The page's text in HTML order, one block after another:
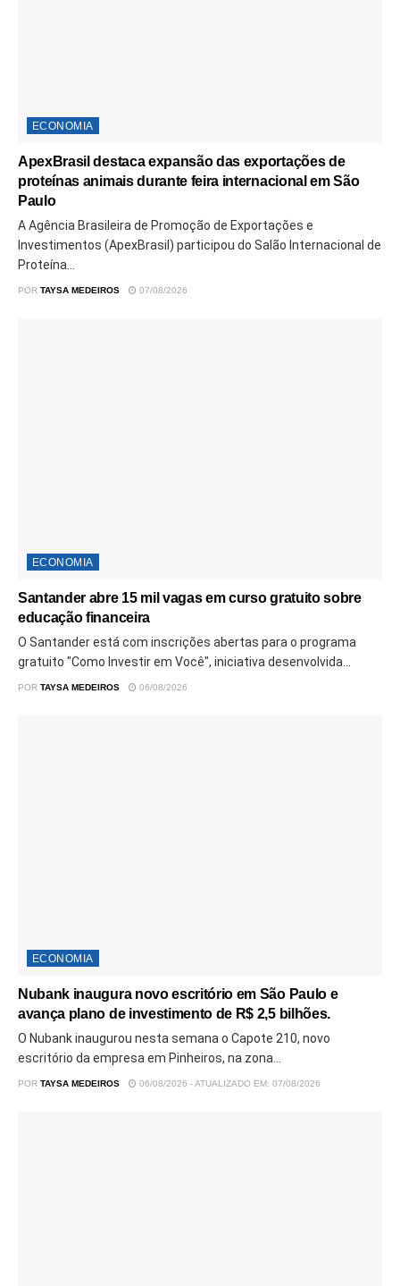
ECONOMIA
ApexBrasil destaca expansão das exportações de
proteínas animais durante feira internacional em São
Paulo
A Agência Brasileira de Promoção de Exportações e
Investimentos (ApexBrasil) participou do Salão Internacional de
Proteína...
POR TAYSA MEDEIROS 07/08/2026
ECONOMIA
Santander abre 15 mil vagas em curso gratuito sobre
educação financeira
O Santander está com inscrições abertas para o programa
gratuito "Como Investir em Você", iniciativa desenvolvida...
POR TAYSA MEDEIROS 06/08/2026
ECONOMIA
Nubank inaugura novo escritório em São Paulo e
avança plano de investimento de R$ 2,5 bilhões.
O Nubank inaugurou nesta semana o Capote 210, novo
escritório da empresa em Pinheiros, na zona...
POR TAYSA MEDEIROS 06/08/2026 - ATUALIZADO EM: 07/08/2026